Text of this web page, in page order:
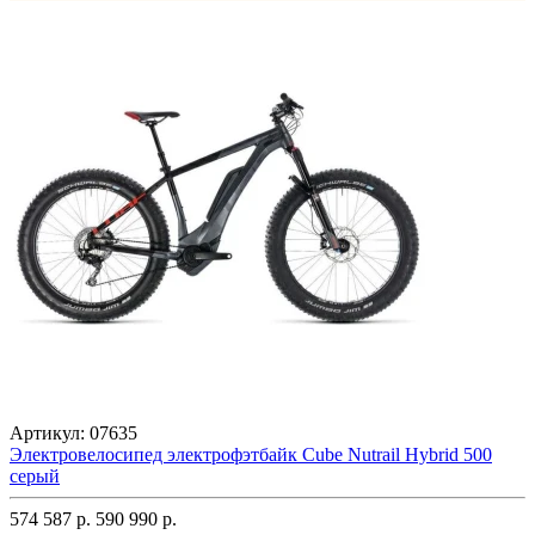
Артикул: 07635
Электровелосипед электрофэтбайк Cube Nutrail Hybrid 500
серый
574 587 р. 590 990 р.